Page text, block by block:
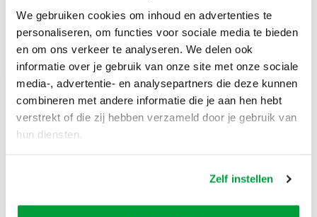
We gebruiken cookies om inhoud en advertenties te
personaliseren, om functies voor sociale media te bieden
en om ons verkeer te analyseren. We delen ook
informatie over je gebruik van onze site met onze sociale
media-, advertentie- en analysepartners die deze kunnen
combineren met andere informatie die je aan hen hebt
verstrekt of die zij hebben verzameld door je gebruik van
hun diensten.
Zelf instellen
tot herbruikbaar materiaal of als bijkomende bouwstof.
Via ons uitgebreide netwerk hebben wij voor elke
afvalsoort de geschikte bestemming.
Bestel direct je container